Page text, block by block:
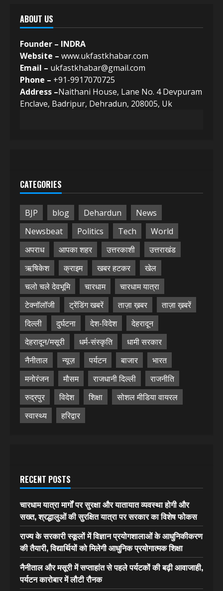
ABOUT US
Founder – INDRA
Website – www.ukfastkhabar.com
Email – ukfastkhabar@gmail.com
Phone – +91-9917070725
Address –Naithani House, Lane No. 4 Devpuram
Enclave, Badripur, Dehradun, 208005, Uk
CATEGORIES
BJP blog Dehardun
News
Newsbeat
Politics Tech
World
अपराध
आपका शहर उत्तरकाशी
उत्तराखंड
ऋषिकेश
क्राइम खबर हटकर
खेल
चलो चले देवभूमि
चारधाम
चारधाम यात्रा
टेक्नॉलॉजी
ट्रेंडिंग खबरें ताज़ा ख़बर
ताज़ा ख़बरें
दिल्ली
दुर्घटना देश-विदेश
देहरादून
देहरादून/मसूरी
धर्म-संस्कृति
धामी सरकार
नैनीताल
न्यूज़ पर्यटन बाजार
भारत
मनोरंजन
मौसम राजधानी दिल्ली
राजनीति
रुद्रपुर
विदेश शिक्षा
सोशल मीडिया वायरल
स्वास्थ्य
हरिद्वार
RECENT POSTS
चारधाम यात्रा मार्गों पर सुरक्षा और यातायात व्यवस्था होगी और
सख्त, श्रद्धालुओं की सुरक्षित यात्रा पर सरकार का विशेष फोकस
राज्य के सरकारी स्कूलों में विज्ञान प्रयोगशालाओं के आधुनिकीकरण
की तैयारी, विद्यार्थियों को मिलेगी आधुनिक प्रयोगात्मक शिक्षा
नैनीताल और मसूरी में सप्ताहांत से पहले पर्यटकों की बढ़ी आवाजाही,
पर्यटन कारोबार में लौटी रौनक